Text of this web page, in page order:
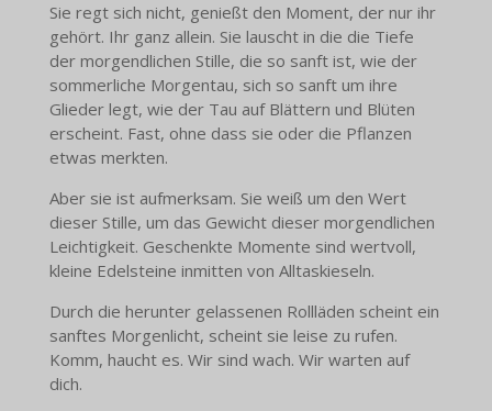
Sie regt sich nicht, genießt den Moment, der nur ihr
gehört. Ihr ganz allein. Sie lauscht in die die Tiefe
der morgendlichen Stille, die so sanft ist, wie der
sommerliche Morgentau, sich so sanft um ihre
Glieder legt, wie der Tau auf Blättern und Blüten
erscheint. Fast, ohne dass sie oder die Pflanzen
etwas merkten.
Aber sie ist aufmerksam. Sie weiß um den Wert
dieser Stille, um das Gewicht dieser morgendlichen
Leichtigkeit. Geschenkte Momente sind wertvoll,
kleine Edelsteine inmitten von Alltaskieseln.
Durch die herunter gelassenen Rollläden scheint ein
sanftes Morgenlicht, scheint sie leise zu rufen.
Komm, haucht es. Wir sind wach. Wir warten auf
dich.